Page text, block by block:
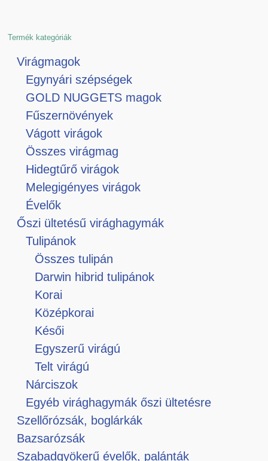
Termék kategóriák
Virágmagok
Egynyári szépségek
GOLD NUGGETS magok
Fűszernövények
Vágott virágok
Összes virágmag
Hidegtűrő virágok
Melegigényes virágok
Évelők
Őszi ültetésű virághagymák
Tulipánok
Összes tulipán
Darwin hibrid tulipánok
Korai
Középkorai
Késői
Egyszerű virágú
Telt virágú
Nárciszok
Egyéb virághagymák őszi ültetésre
Szellőrózsák, boglárkák
Bazsarózsák
Szabadgyökerű évelők, palánták